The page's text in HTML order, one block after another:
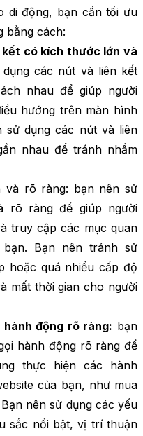
di động, bạn cần tối ưu
bằng cách:
có kích thước lớn và
các nút và liên kết
nhau để giúp người
hướng trên màn hình
sử dụng các nút và liên
nhau để tránh nhầm
và rõ ràng: bạn nên sử
rõ ràng để giúp người
truy cập các mục quan
Bạn nên tránh sử
hoặc quá nhiều cấp độ
mất thời gian cho người
động rõ ràng: bạn
hành động rõ ràng để
thực hiện các hành
của bạn, như mua
nên sử dụng các yếu
sắc nổi bật, vị trí thuận